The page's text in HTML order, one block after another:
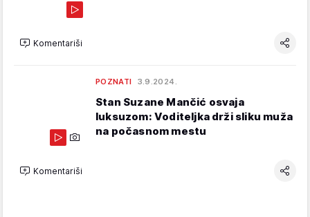
Komentariši
POZNATI 3.9.2024.
Stan Suzane Mančić osvaja
luksuzom: Voditeljka drži sliku muža
na počasnom mestu
Komentariši